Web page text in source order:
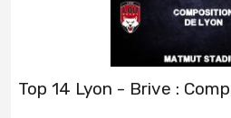
Top 14 Lyon - Brive :